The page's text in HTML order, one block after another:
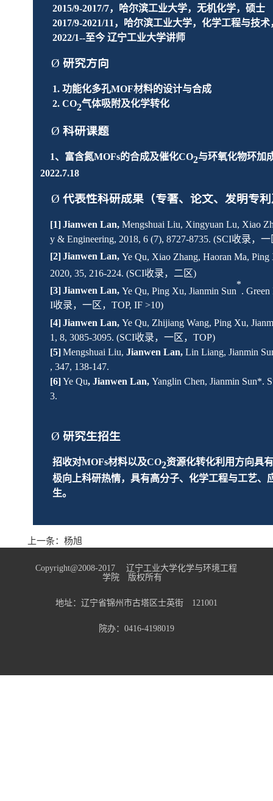
2015/9-2017/7，哈尔滨工业大学，无机化学，硕士
2017/9-2021/11 ，哈尔滨工业大学，化学工程与技
2022/1--至今 辽宁工业大学讲师
Ø研究方向
1. 功能化多孔MOF材料的设计与合成
2. CO2气体吸附及化学转化
Ø科研课题
1、 富含氮MOFs的合成及催化CO2与环氧化物环加
2022.7.18
Ø代表性科研成果（专著、论文、发明专
[1]Jianwen Lan, Mengshuai Liu, Xingyuan Lu, Xiao
y & Engineering, 2018, 6 (7), 8727-8735. (SCI收录，一
[2]Jianwen Lan,Ye Qu, Xiao Zhang, Haoran Ma, Ping
2020, 35, 216-224. (SCI收录， 二区)
[3]Jianwen Lan,Ye Qu, Ping Xu, Jianmin Sun
*
Green
I收录，一区，TOP, IF >10)
[4]Jianwen Lan,Ye Qu, Zhijiang Wang, Ping Xu,
1,8, 3085-3095. (SCI收录，一区，TOP)
[5]Mengshuai Liu, Jianwen Lan,Lin Liang, Jianmin
, 347, 138-147.
[6]Ye Qu, Jianwen Lan,Yanglin Chen, Jianmin Sun*.
3.
Ø研究生招生
招收对MOFs材料以及CO2资源化转化利用方向具
极向上科研热情，具有高分子、化学工程与工艺、
生。
上一条： 杨旭
Copyright@2008-2017 辽宁工业大学化学与环境工程
学院 版权所有
地址：辽宁省锦州市古塔区士英街 121001
院办：0416-4198019